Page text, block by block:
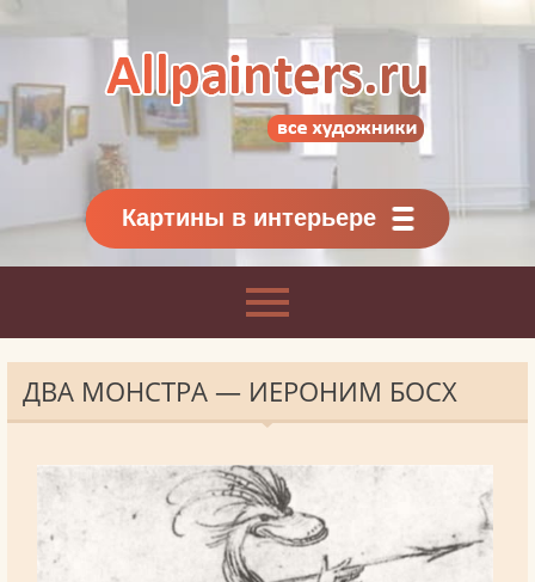
Картины классиков
и современников
Картины в интерьере
ДВА МОНСТРА — ИЕРОНИМ БОСХ